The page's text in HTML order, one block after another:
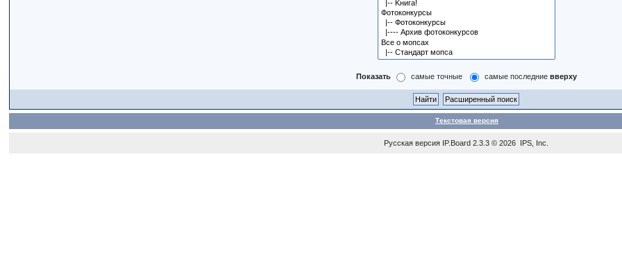
Показать самые точные самые последние вверху
Текстовая версия
Русская версия IP.Board 2.3.3 © 2026 IPS, Inc